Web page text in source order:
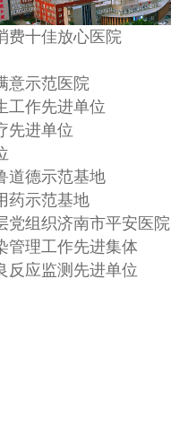
费十佳放心医院
意示范医院
工作先进单位
先进单位
道德示范基地
药示范基地
党组织济南市平安医院
管理工作先进集体
反应监测先进单位